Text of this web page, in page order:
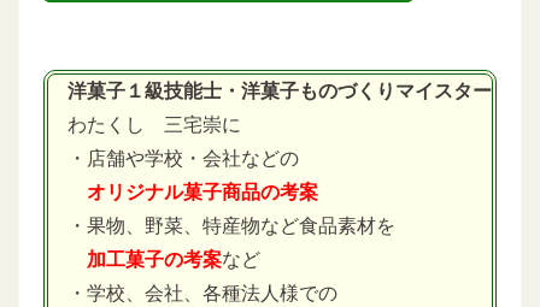
洋菓子１級技能士・洋菓子ものづくりマイスター
わたくし 三宅崇に
・店舗や学校・会社などの
オリジナル菓子商品の考案
・果物、野菜、特産物など食品素材を
加工菓子の考案など
・学校、会社、各種法人様での